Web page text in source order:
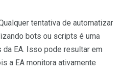
tentativa de automatizar
bots ou scripts é uma
EA. Isso pode resultar em
a EA monitora ativamente